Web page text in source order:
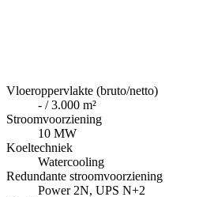
Vloeroppervlakte (bruto/netto)
- / 3.000 m²
Stroomvoorziening
10 MW
Koeltechniek
Watercooling
Redundante stroomvoorziening
Power 2N, UPS N+2